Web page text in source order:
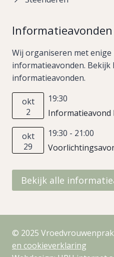
Informatieavonden
Wij organiseren met
informatieavonden.
informatieavonden.
okt
2
19:30
Informatieavond
okt
29
19:30 - 21:00
Bekijk alle
© 2025
en cookieverklaring